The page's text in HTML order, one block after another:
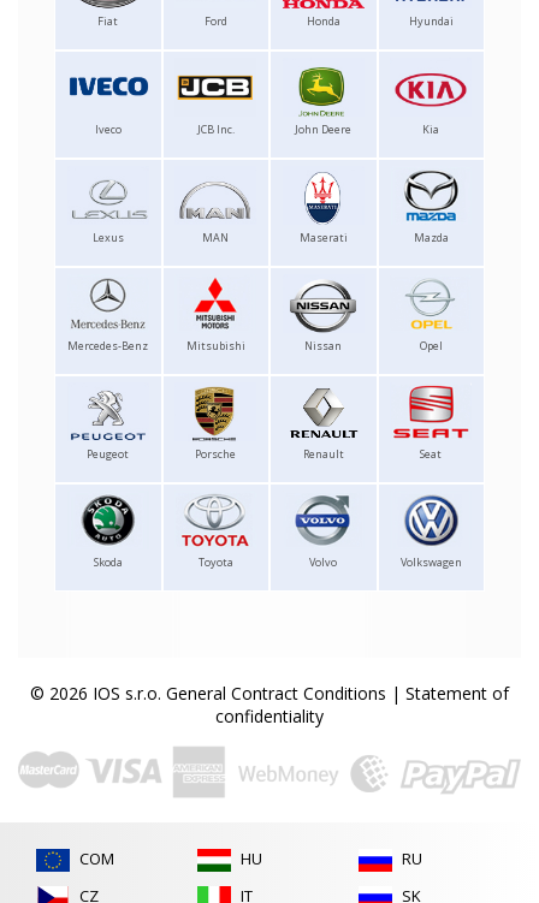
Fiat Ford Honda Hyundai
Iveco JCB Inc. John Deere Kia
Lexus MAN Maserati Mazda
Mercedes-Benz Mitsubishi Nissan Opel
Peugeot Porsche Renault Seat
Skoda Toyota Volvo Volkswagen
© 2026 IOS s.r.o. General Contract Conditions | Statement of
confidentiality
COM
CZ
HU
IT
RU
SK